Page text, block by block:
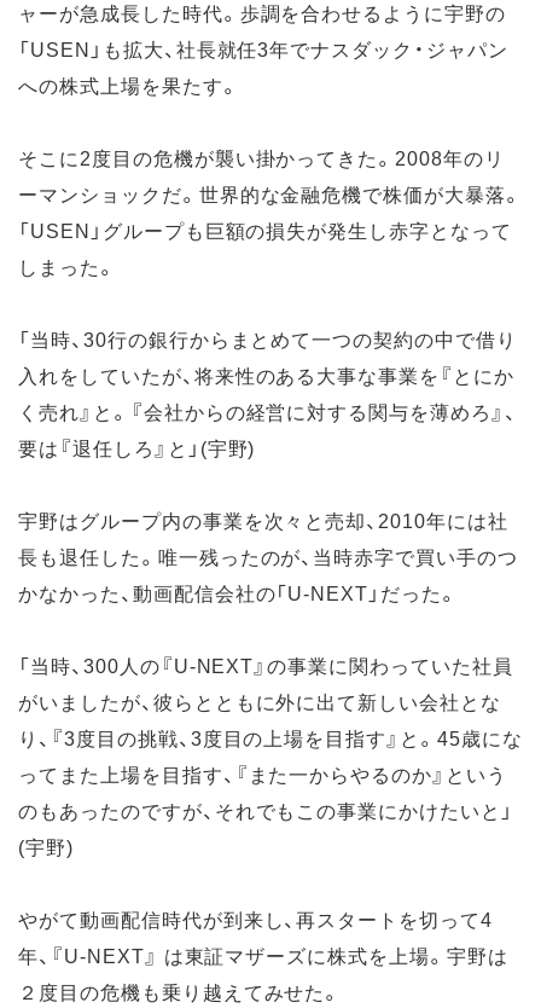
ャーが急成長した時代。歩調を合わせるように宇野の
「USEN」も拡大、社長就任3年でナスダック・ジャパン
への株式上場を果たす。
そこに2度目の危機が襲い掛かってきた。2008年のリ
ーマンショックだ。世界的な金融危機で株価が大暴落。
「USEN」グループも巨額の損失が発生し赤字となって
しまった。
「当時、30行の銀行からまとめて一つの契約の中で借り
入れをしていたが、将来性のある大事な事業を『とにか
く売れ』と。『会社からの経営に対する関与を薄めろ』、
要は『退任しろ』と」(宇野)
宇野はグループ内の事業を次々と売却、2010年には社
長も退任した。唯一残ったのが、当時赤字で買い手のつ
かなかった、動画配信会社の「U-NEXT」だった。
「当時、300人の『U-NEXT』の事業に関わっていた社員
がいましたが、彼らとともに外に出て新しい会社とな
り、『3度目の挑戦、3度目の上場を目指す』と。45歳にな
ってまた上場を目指す、『また一からやるのか』という
のもあったのですが、それでもこの事業にかけたいと」
(宇野)
やがて動画配信時代が到来し、再スタートを切って4
年、『U-NEXT』 は東証マザーズに株式を上場。宇野は
２度目の危機も乗り越えてみせた。